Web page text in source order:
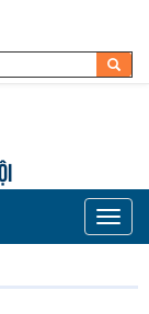
Toggle